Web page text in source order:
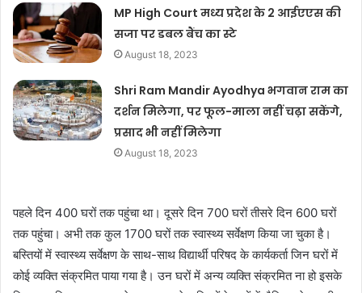
MP High Court मध्य प्रदेश के 2 आईएएस की
सजा पर डबल बैंच का स्टे
August 18, 2023
Shri Ram Mandir Ayodhya भगवान राम का
दर्शन मिलेगा, पर फूल-माला नहीं चढ़ा सकेंगे,
प्रसाद भी नहीं मिलेगा
August 18, 2023
पहले दिन 400 घरों तक पहुंचा था। दूसरे दिन 700 घरों तीसरे दिन 600 घरों
तक पहुंचा। अभी तक कुल 1700 घरों तक स्वास्थ्य सर्वेक्षण किया जा चुका है।
बस्तियों में स्वास्थ्य सर्वेक्षण के साथ-साथ विद्यार्थी परिषद के कार्यकर्ता जिन घरों में
कोई व्यक्ति संक्रमित पाया गया है। उन घरों में अन्य व्यक्ति संक्रमित ना हो इसके